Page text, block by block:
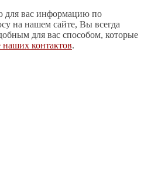
вас информацию по
на нашем сайте, Вы всегда
для вас способом, которые
наших контактов.